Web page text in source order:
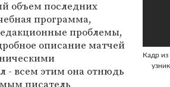
Кадр
объем последних
программа,
проблемы,
описание матчей
- всем этим она отнюдь